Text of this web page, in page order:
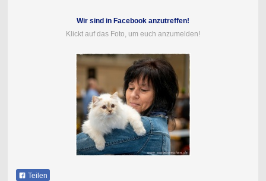
Wir sind in Facebook anzutreffen!
Klickt auf das Foto, um euch anzumelden!
Teilen